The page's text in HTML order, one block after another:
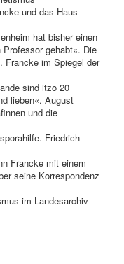
und das Haus
hat bisher einen
gehabt«. Die
Francke im Spiegel der
sind itzo 20
lieben«. August
und die
Friedrich
Francke mit einem
seine Korrespondenz
im Landesarchiv